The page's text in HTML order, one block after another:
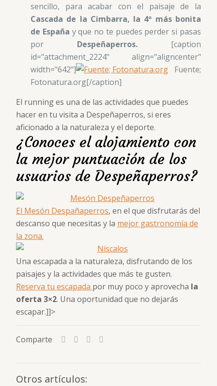
sencillo, para acabar con el paisaje de la
Cascada de la Cimbarra, la 4º más bonita
de España y que no te puedes perder si pasas
por Despeñaperros. [caption
id="attachment_2224" align="aligncenter"
width="642"]
Fuente;
Fotonatura.org[/caption]
El running es una de las actividades que puedes
hacer en tu visita a Despeñaperros, si eres
aficionado a la naturaleza y el deporte.
¿Conoces el alojamiento con
la mejor puntuación de los
usuarios de Despeñaperros?
El Mesón Despañaperros, en el que disfrutarás del
descanso que necesitas y la mejor gastronomía de
la zona.
Una escapada a la naturaleza, disfrutando de los
paisajes y la actividades que más te gusten.
Reserva tu escapada por muy poco y aprovecha la
oferta 3×2. Una oportunidad que no dejarás
escapar.]]>
Comparte
Otros artículos: